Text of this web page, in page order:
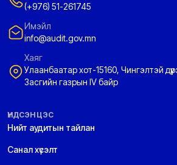
(+976) 51-261745
Имэйл
info@audit.gov.mn
Хаяг
Улаанбаатар хот-15160, Чингэлтэй
Засгийн газрын IV байр
ҮНДСЭН ЦЭС
Нийт аудитын тайлан
Санал хүсэлт